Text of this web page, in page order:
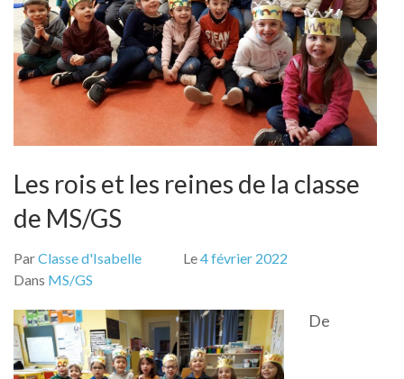
Les rois et les reines de la classe
de MS/GS
ParClasse d'Isabelle Le4 février 2022
Dans MS/GS
De